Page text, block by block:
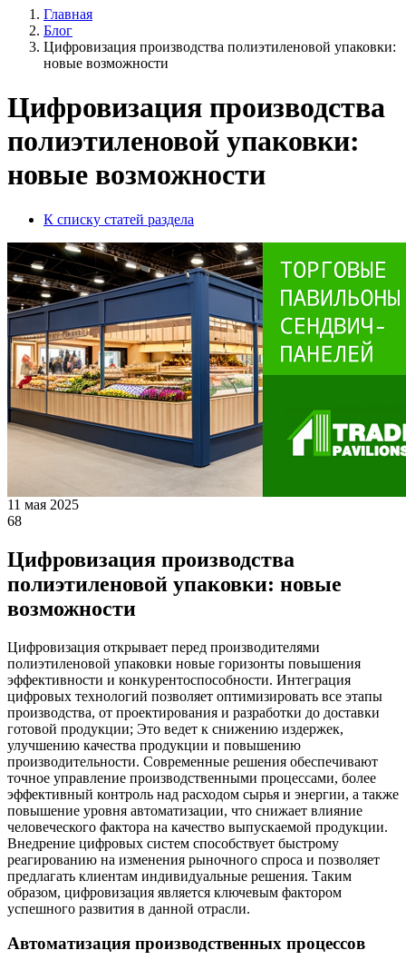
Главная
Блог
Цифровизация производства полиэтиленовой упаковки:
новые возможности
Цифровизация производства
полиэтиленовой упаковки:
новые возможности
К списку статей раздела
11 мая 2025
68
Цифровизация производства
полиэтиленовой упаковки: новые
возможности
Цифровизация открывает перед производителями
полиэтиленовой упаковки новые горизонты повышения
эффективности и конкурентоспособности. Интеграция
цифровых технологий позволяет оптимизировать все этапы
производства, от проектирования и разработки до доставки
готовой продукции; Это ведет к снижению издержек,
улучшению качества продукции и повышению
производительности. Современные решения обеспечивают
точное управление производственными процессами, более
эффективный контроль над расходом сырья и энергии, а также
повышение уровня автоматизации, что снижает влияние
человеческого фактора на качество выпускаемой продукции.
Внедрение цифровых систем способствует быстрому
реагированию на изменения рыночного спроса и позволяет
предлагать клиентам индивидуальные решения. Таким
образом, цифровизация является ключевым фактором
успешного развития в данной отрасли.
Автоматизация производственных процессов